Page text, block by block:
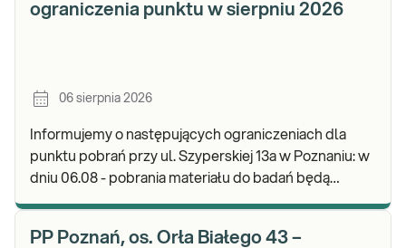
ograniczenia punktu w sierpniu 2026
06 sierpnia 2026
Informujemy o następujących ograniczeniach dla
punktu pobrań przy ul. Szyperskiej 13a w Poznaniu: w
dniu 06.08 - pobrania materiału do badań będą
PP Poznań, os. Orła Białego 43 –